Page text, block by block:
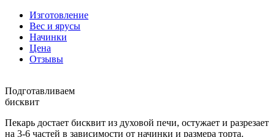
Изготовление
Вес и ярусы
Начинки
Цена
Отзывы
Подготавливаем
бисквит
Пекарь достает бисквит из духовой печи, остужает и разрезает
на 3-6 частей в зависимости от начинки и размера торта.